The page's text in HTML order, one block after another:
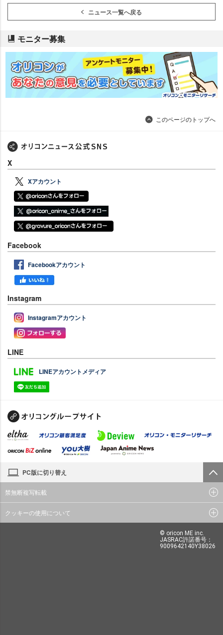
ニュース一覧へ戻る
モニター募集
このページのトップへ
X
Xアカウント
Facebook
Facebookアカウント
Instagram
Instagramアカウント
LINE
LINEアカウントメディア
PC版に切り替え
禁無断複写転載
クッキーの使用について
© oricon ME inc.
JASRAC許諾番号：
9009642140Y38026